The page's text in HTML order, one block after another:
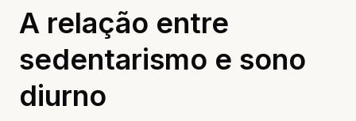
A relação entre
sedentarismo e sono
diurno